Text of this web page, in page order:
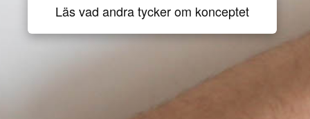
Läs vad andra tycker om konceptet